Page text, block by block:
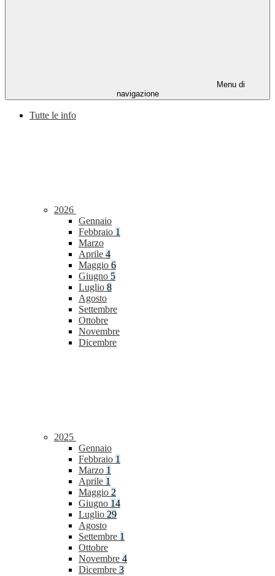
Menu di
navigazione
Tutte le info
2026
Gennaio
Febbraio 1
Marzo
Aprile 4
Maggio 6
Giugno 5
Luglio 8
Agosto
Settembre
Ottobre
Novembre
Dicembre
2025
Gennaio
Febbraio 1
Marzo 1
Aprile 1
Maggio 2
Giugno 14
Luglio 29
Agosto
Settembre 1
Ottobre
Novembre 4
Dicembre 3